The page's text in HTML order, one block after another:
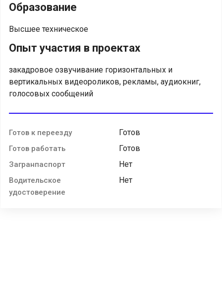
Образование
Высшее техническое
Опыт участия в проектах
закадровое озвучивание горизонтальных и
вертикальных видеороликов, рекламы, аудиокниг,
голосовых сообщений
Готов к переезду Готов
Готов работать Готов
Загранпаспорт Нет
Водительское
удостоверение
Нет